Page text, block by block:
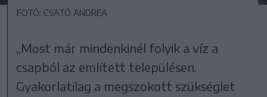
FOTÓ: CSATÓ ANDREA
„Most már mindenkinél folyik a víz a
csapból az említett településen.
Gyakorlatilag a megszokott szükséglet